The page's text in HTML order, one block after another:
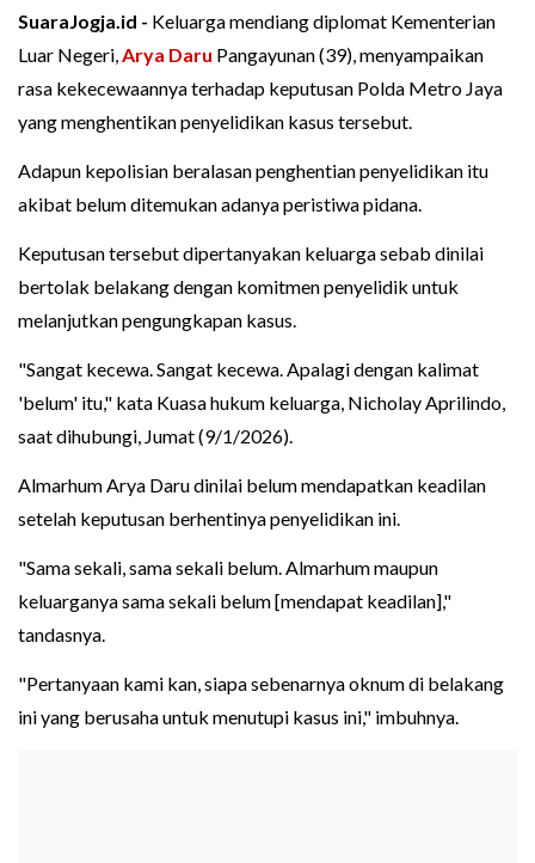
SuaraJogja.id - Keluarga mendiang diplomat Kementerian
Luar Negeri,Arya Daru Pangayunan (39), menyampaikan
rasa kekecewaannya terhadap keputusan Polda Metro Jaya
yang menghentikan penyelidikan kasus tersebut.
Adapun kepolisian beralasan penghentian penyelidikan itu
akibat belum ditemukan adanya peristiwa pidana.
Keputusan tersebut dipertanyakan keluarga sebab dinilai
bertolak belakang dengan komitmen penyelidik untuk
melanjutkan pengungkapan kasus.
"Sangat kecewa. Sangat kecewa. Apalagi dengan kalimat
'belum' itu," kata Kuasa hukum keluarga, Nicholay Aprilindo,
saat dihubungi, Jumat (9/1/2026).
Almarhum Arya Daru dinilai belum mendapatkan keadilan
setelah keputusan berhentinya penyelidikan ini.
"Sama sekali, sama sekali belum. Almarhum maupun
keluarganya sama sekali belum [mendapat keadilan],"
tandasnya.
"Pertanyaan kami kan, siapa sebenarnya oknum di belakang
ini yang berusaha untuk menutupi kasus ini," imbuhnya.